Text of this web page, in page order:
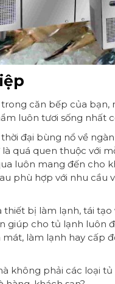
căn bếp của bạn,
luôn tươi sống nhất
thời đại bùng nổ về
quá quen thuộc với
luôn mang đến cho
phù hợp với nhu cầu
thiết bị làm lạnh, tái
giúp cho tủ lạnh luôn
làm lạnh hay cấp
không phải các loại